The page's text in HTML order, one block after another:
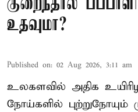
குறைந்தால்
உதவுமா?
Published on: 02 Aug 2026, 3:11 am
உலகளவில் அதிக
நோய்களில் புற்றுநோயும்